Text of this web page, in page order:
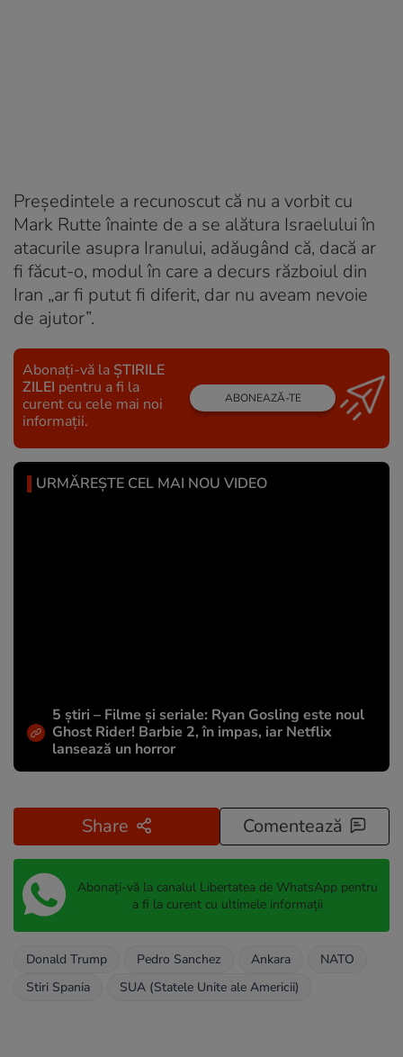
Președintele a recunoscut că nu a vorbit cu
Mark Rutte înainte de a se alătura Israelului în
atacurile asupra Iranului, adăugând că, dacă ar
fi făcut-o, modul în care a decurs războiul din
Iran „ar fi putut fi diferit, dar nu aveam nevoie
de ajutor”.
Abonați-vă la ȘTIRILE
ZILEI pentru a fi la
curent cu cele mai noi
informații.
ABONEAZĂ-TE
URMĂREȘTE CEL MAI NOU VIDEO
5 știri – Filme și seriale: Ryan Gosling este noul
Ghost Rider! Barbie 2, în impas, iar Netflix
lansează un horror
Share Comentează
Abonați-vă la canalul Libertatea de WhatsApp pentru
a fi la curent cu ultimele informații
Donald Trump Pedro Sanchez Ankara
NATO
Stiri Spania
SUA (Statele Unite ale Americii)